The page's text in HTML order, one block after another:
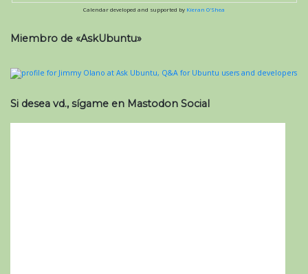
Calendar developed and supported by Kieran O'Shea
Miembro de «AskUbuntu»
Si desea vd., sígame en Mastodon Social